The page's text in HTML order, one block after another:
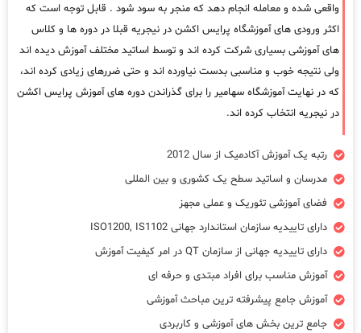
واقعی شده و معامله انجام دهد که منجر به سود شود . قابل توجه است که
اکثر ورودی های آموزشگاه پرایس اکشن در نیجریه قبلا در دوره ها و کلاس
های آموزشی بسیاری شرکت کرده اند و توسط اساتید مختلف آموزش دیده اند
ولی نتیجه خوب و مناسبی بدست نیاورده اند و حتی ضررهای زیادی کرده اند،
که در نهایت آموزشگاه سهامیر را برای گذراندن دوره های آموزش پرایس اکشن
در نیجریه انتخاب کرده اند.
رتبه یک آموزش آکادمیک از سال 2012
مدرسان و اساتید سطح یک کشوری و بین المللی
فضای آموزشی تئوریک و عملی مجهز
دارای تاییدیه سازمان استاندارد جهانی ISO1200, IS1102
دارای تاییدیه جهانی از سازمان QT در امر کیفیت آموزش
آموزش مناسب برای افراد مبتدی و حرفه ای
آموزش جامع پیشرفته ترین مباحث آموزشی
جامع ترین بخش های آموزشی و کاربردی